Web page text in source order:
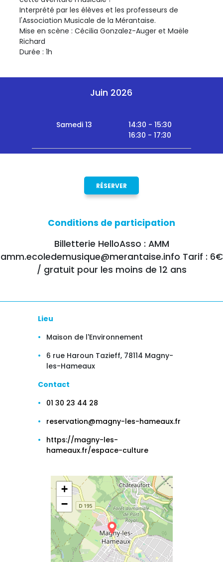
Interprété par les élèves et les professeurs de
l'Association Musicale de la Mérantaise.
Mise en scène : Cécilia Gonzalez-Auger et Maële
Richard
Durée : 1h
Juin 2026
Samedi 13
14:30 - 15:30
16:30 - 17:30
RÉSERVER
Conditions de participation
Billetterie HelloAsso : AMM
amm.ecoledemusique@merantaise.info Tarif : 6€
/ gratuit pour les moins de 12 ans
Lieu
Maison de l'Environnement
6 rue Haroun Tazieff, 78114 Magny-
les-Hameaux
Contact
01 30 23 44 28
reservation@magny-les-hameaux.fr
https://magny-les-
hameaux.fr/espace-culture
+
−